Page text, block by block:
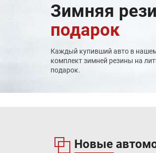
Зимняя
подарок
Каждый купивший авто в
комплект зимней резины на
подарок.
Новые